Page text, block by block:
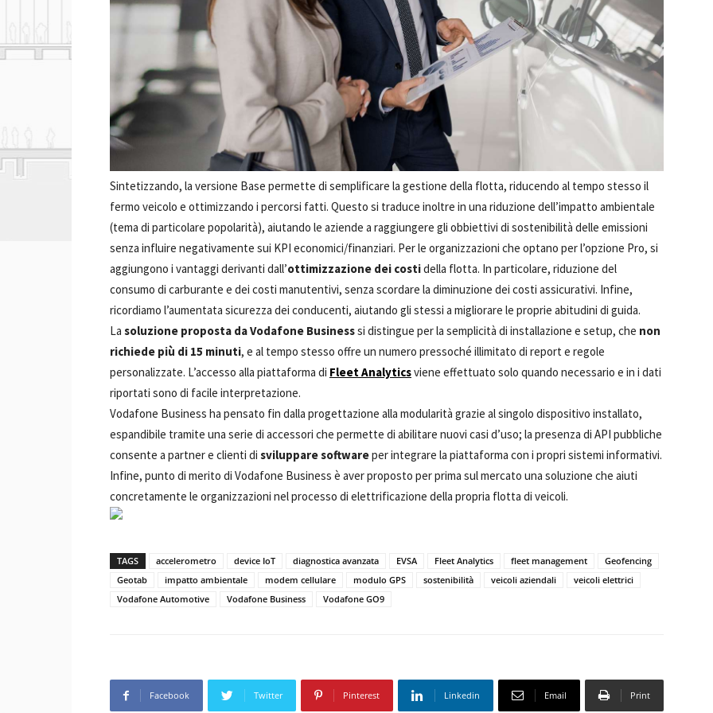
Sintetizzando, la versione Base permette di semplificare la gestione della flotta, riducendo al tempo stesso il
fermo veicolo e ottimizzando i percorsi fatti. Questo si traduce inoltre in una riduzione dell’impatto ambientale
(tema di particolare popolarità), aiutando le aziende a raggiungere gli obbiettivi di sostenibilità delle emissioni
senza influire negativamente sui KPI economici/finanziari. Per le organizzazioni che optano per l’opzione Pro, si
aggiungono i vantaggi derivanti dall’ottimizzazione dei costidella flotta. In particolare, riduzione del
consumo di carburante e dei costi manutentivi, senza scordare la diminuzione dei costi assicurativi. Infine,
ricordiamo l’aumentata sicurezza dei conducenti, aiutando gli stessi a migliorare le proprie abitudini di guida.
La soluzione proposta da Vodafone Businesssi distingue per la semplicità di installazione e setup, che non
richiede più di 15 minuti, e al tempo stesso offre un numero pressoché illimitato di report e regole
personalizzate. L’accesso alla piattaforma di Fleet Analyticsviene effettuato solo quando necessario e in i dati
riportati sono di facile interpretazione.
Vodafone Business ha pensato fin dalla progettazione alla modularità grazie al singolo dispositivo installato,
espandibile tramite una serie di accessori che permette di abilitare nuovi casi d’uso; la presenza di API pubbliche
consente a partner e clienti di sviluppare softwareper integrare la piattaforma con i propri sistemi informativi.
Infine, punto di merito di Vodafone Business è aver proposto per prima sul mercato una soluzione che aiuti
concretamente le organizzazioni nel processo di elettrificazione della propria flotta di veicoli.
TAGS accelerometro device IoT diagnostica avanzata EVSA Fleet Analytics fleet management
Geofencing
Geotab
impatto ambientale modem cellulare modulo GPS sostenibilità veicoli aziendali
veicoli elettrici
Vodafone Automotive
Vodafone Business Vodafone GO9
Facebook Twitter Pinterest Linkedin Email Print